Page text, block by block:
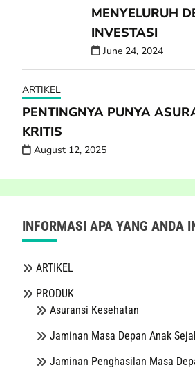
MENYELURUH
INVESTASI
June 24, 2024
ARTIKEL
PENTINGNYA PUNYA
KRITIS
August 12, 2025
INFORMASI APA YANG ANDA
ARTIKEL
PRODUK
Asuransi Kesehatan
Jaminan Masa Depan Anak
Jaminan Penghasilan Masa